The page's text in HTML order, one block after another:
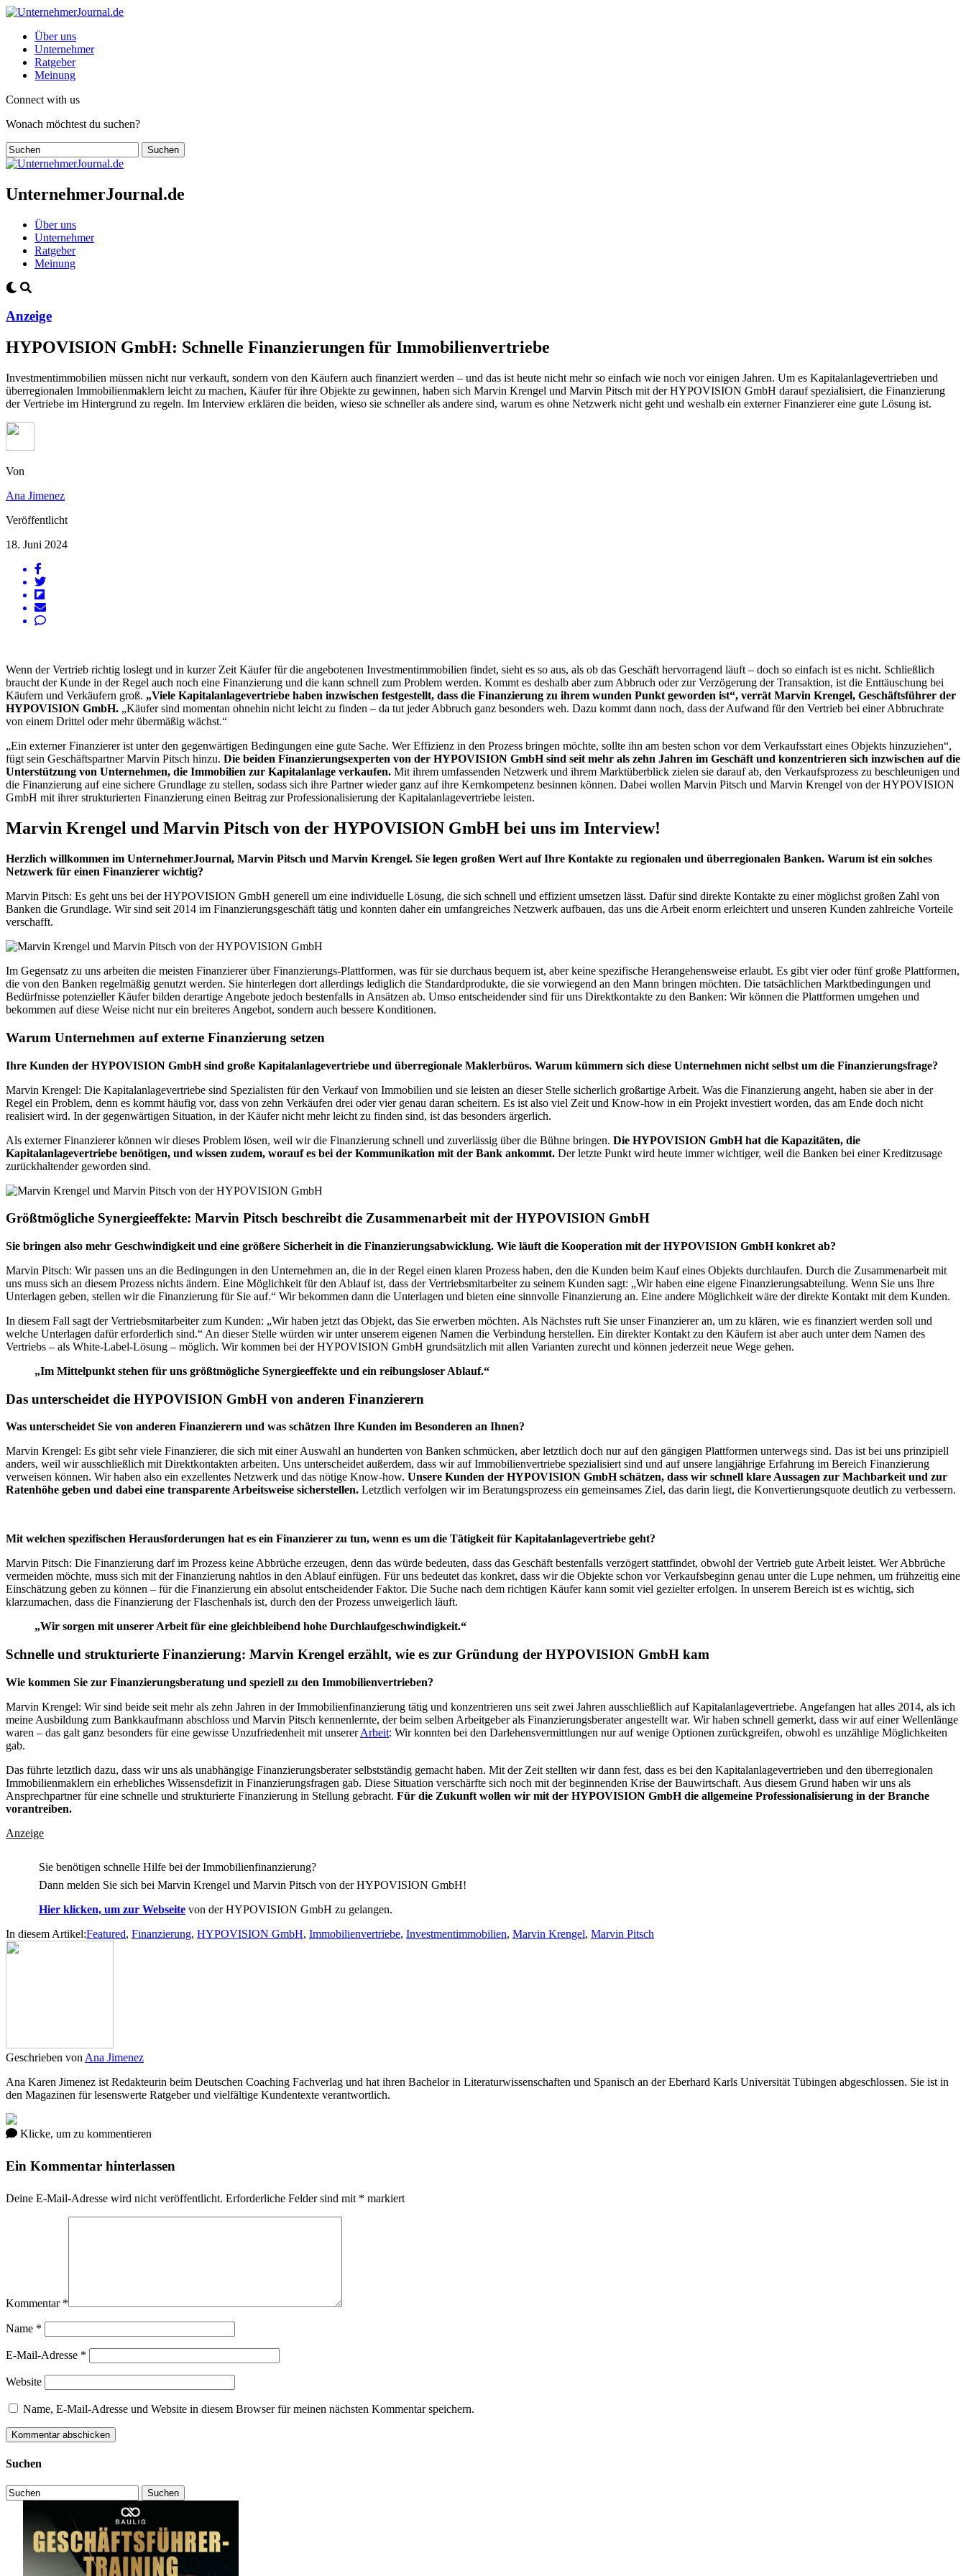
Über uns
Unternehmer
Ratgeber
Meinung
Connect with us
Wonach möchtest du suchen?
UnternehmerJournal.de
Über uns
Unternehmer
Ratgeber
Meinung
Anzeige
HYPOVISION GmbH: Schnelle Finanzierungen für Immobilienvertriebe
Investmentimmobilien müssen nicht nur verkauft, sondern von den Käufern auch finanziert werden – und das ist heute nicht mehr so einfach wie noch vor einigen Jahren. Um es Kapitalanlagevertrieben und
überregionalen Immobilienmaklern leicht zu machen, Käufer für ihre Objekte zu gewinnen, haben sich Marvin Krengel und Marvin Pitsch mit der HYPOVISION GmbH darauf spezialisiert, die Finanzierung
der Vertriebe im Hintergrund zu regeln. Im Interview erklären die beiden, wieso sie schneller als andere sind, warum es ohne Netzwerk nicht geht und weshalb ein externer Finanzierer eine gute Lösung ist.
Von
Ana Jimenez
Veröffentlicht
18. Juni 2024
Wenn der Vertrieb richtig loslegt und in kurzer Zeit Käufer für die angebotenen Investmentimmobilien findet, sieht es so aus, als ob das Geschäft hervorragend läuft – doch so einfach ist es nicht. Schließlich
braucht der Kunde in der Regel auch noch eine Finanzierung und die kann schnell zum Problem werden. Kommt es deshalb aber zum Abbruch oder zur Verzögerung der Transaktion, ist die Enttäuschung bei
Käufern und Verkäufern groß. „Viele Kapitalanlagevertriebe haben inzwischen festgestellt, dass die Finanzierung zu ihrem wunden Punkt geworden ist“, verrät Marvin Krengel, Geschäftsführer der
HYPOVISION GmbH. „Käufer sind momentan ohnehin nicht leicht zu finden – da tut jeder Abbruch ganz besonders weh. Dazu kommt dann noch, dass der Aufwand für den Vertrieb bei einer Abbruchrate
von einem Drittel oder mehr übermäßig wächst.“
„Ein externer Finanzierer ist unter den gegenwärtigen Bedingungen eine gute Sache. Wer Effizienz in den Prozess bringen möchte, sollte ihn am besten schon vor dem Verkaufsstart eines Objekts hinzuziehen“,
fügt sein Geschäftspartner Marvin Pitsch hinzu. Die beiden Finanzierungsexperten von der HYPOVISION GmbH sind seit mehr als zehn Jahren im Geschäft und konzentrieren sich inzwischen auf die
Unterstützung von Unternehmen, die Immobilien zur Kapitalanlage verkaufen. Mit ihrem umfassenden Netzwerk und ihrem Marktüberblick zielen sie darauf ab, den Verkaufsprozess zu beschleunigen und
die Finanzierung auf eine sichere Grundlage zu stellen, sodass sich ihre Partner wieder ganz auf ihre Kernkompetenz besinnen können. Dabei wollen Marvin Pitsch und Marvin Krengel von der HYPOVISION
GmbH mit ihrer strukturierten Finanzierung einen Beitrag zur Professionalisierung der Kapitalanlagevertriebe leisten.
Marvin Krengel und Marvin Pitsch von der HYPOVISION GmbH bei uns im Interview!
Herzlich willkommen im UnternehmerJournal, Marvin Pitsch und Marvin Krengel. Sie legen großen Wert auf Ihre Kontakte zu regionalen und überregionalen Banken. Warum ist ein solches
Netzwerk für einen Finanzierer wichtig?
Marvin Pitsch: Es geht uns bei der HYPOVISION GmbH generell um eine individuelle Lösung, die sich schnell und effizient umsetzen lässt. Dafür sind direkte Kontakte zu einer möglichst großen Zahl von
Banken die Grundlage. Wir sind seit 2014 im Finanzierungsgeschäft tätig und konnten daher ein umfangreiches Netzwerk aufbauen, das uns die Arbeit enorm erleichtert und unseren Kunden zahlreiche Vorteile
verschafft.
Im Gegensatz zu uns arbeiten die meisten Finanzierer über Finanzierungs-Plattformen, was für sie durchaus bequem ist, aber keine spezifische Herangehensweise erlaubt. Es gibt vier oder fünf große Plattformen,
die von den Banken regelmäßig genutzt werden. Sie hinterlegen dort allerdings lediglich die Standardprodukte, die sie vorwiegend an den Mann bringen möchten. Die tatsächlichen Marktbedingungen und
Bedürfnisse potenzieller Käufer bilden derartige Angebote jedoch bestenfalls in Ansätzen ab. Umso entscheidender sind für uns Direktkontakte zu den Banken: Wir können die Plattformen umgehen und
bekommen auf diese Weise nicht nur ein breiteres Angebot, sondern auch bessere Konditionen.
Warum Unternehmen auf externe Finanzierung setzen
Ihre Kunden der HYPOVISION GmbH sind große Kapitalanlagevertriebe und überregionale Maklerbüros. Warum kümmern sich diese Unternehmen nicht selbst um die Finanzierungsfrage?
Marvin Krengel: Die Kapitalanlagevertriebe sind Spezialisten für den Verkauf von Immobilien und sie leisten an dieser Stelle sicherlich großartige Arbeit. Was die Finanzierung angeht, haben sie aber in der
Regel ein Problem, denn es kommt häufig vor, dass von zehn Verkäufen drei oder vier genau daran scheitern. Es ist also viel Zeit und Know-how in ein Projekt investiert worden, das am Ende doch nicht
realisiert wird. In der gegenwärtigen Situation, in der Käufer nicht mehr leicht zu finden sind, ist das besonders ärgerlich.
Als externer Finanzierer können wir dieses Problem lösen, weil wir die Finanzierung schnell und zuverlässig über die Bühne bringen. Die HYPOVISION GmbH hat die Kapazitäten, die
Kapitalanlagevertriebe benötigen, und wissen zudem, worauf es bei der Kommunikation mit der Bank ankommt. Der letzte Punkt wird heute immer wichtiger, weil die Banken bei einer Kreditzusage
zurückhaltender geworden sind.
Größtmögliche Synergieeffekte: Marvin Pitsch beschreibt die Zusammenarbeit mit der HYPOVISION GmbH
Sie bringen also mehr Geschwindigkeit und eine größere Sicherheit in die Finanzierungsabwicklung. Wie läuft die Kooperation mit der HYPOVISION GmbH konkret ab?
Marvin Pitsch: Wir passen uns an die Bedingungen in den Unternehmen an, die in der Regel einen klaren Prozess haben, den die Kunden beim Kauf eines Objekts durchlaufen. Durch die Zusammenarbeit mit
uns muss sich an diesem Prozess nichts ändern. Eine Möglichkeit für den Ablauf ist, dass der Vertriebsmitarbeiter zu seinem Kunden sagt: „Wir haben eine eigene Finanzierungsabteilung. Wenn Sie uns Ihre
Unterlagen geben, stellen wir die Finanzierung für Sie auf.“ Wir bekommen dann die Unterlagen und bieten eine sinnvolle Finanzierung an. Eine andere Möglichkeit wäre der direkte Kontakt mit dem Kunden.
In diesem Fall sagt der Vertriebsmitarbeiter zum Kunden: „Wir haben jetzt das Objekt, das Sie erwerben möchten. Als Nächstes ruft Sie unser Finanzierer an, um zu klären, wie es finanziert werden soll und
welche Unterlagen dafür erforderlich sind.“ An dieser Stelle würden wir unter unserem eigenen Namen die Verbindung herstellen. Ein direkter Kontakt zu den Käufern ist aber auch unter dem Namen des
Vertriebs – als White-Label-Lösung – möglich. Wir kommen bei der HYPOVISION GmbH grundsätzlich mit allen Varianten zurecht und können jederzeit neue Wege gehen.
„Im Mittelpunkt stehen für uns größtmögliche Synergieeffekte und ein reibungsloser Ablauf.“
Das unterscheidet die HYPOVISION GmbH von anderen Finanzierern
Was unterscheidet Sie von anderen Finanzierern und was schätzen Ihre Kunden im Besonderen an Ihnen?
Marvin Krengel: Es gibt sehr viele Finanzierer, die sich mit einer Auswahl an hunderten von Banken schmücken, aber letztlich doch nur auf den gängigen Plattformen unterwegs sind. Das ist bei uns prinzipiell
anders, weil wir ausschließlich mit Direktkontakten arbeiten. Uns unterscheidet außerdem, dass wir auf Immobilienvertriebe spezialisiert sind und auf unsere langjährige Erfahrung im Bereich Finanzierung
verweisen können. Wir haben also ein exzellentes Netzwerk und das nötige Know-how. Unsere Kunden der HYPOVISION GmbH schätzen, dass wir schnell klare Aussagen zur Machbarkeit und zur
Ratenhöhe geben und dabei eine transparente Arbeitsweise sicherstellen. Letztlich verfolgen wir im Beratungsprozess ein gemeinsames Ziel, das darin liegt, die Konvertierungsquote deutlich zu verbessern.
Mit welchen spezifischen Herausforderungen hat es ein Finanzierer zu tun, wenn es um die Tätigkeit für Kapitalanlagevertriebe geht?
Marvin Pitsch: Die Finanzierung darf im Prozess keine Abbrüche erzeugen, denn das würde bedeuten, dass das Geschäft bestenfalls verzögert stattfindet, obwohl der Vertrieb gute Arbeit leistet. Wer Abbrüche
vermeiden möchte, muss sich mit der Finanzierung nahtlos in den Ablauf einfügen. Für uns bedeutet das konkret, dass wir die Objekte schon vor Verkaufsbeginn genau unter die Lupe nehmen, um frühzeitig eine
Einschätzung geben zu können – für die Finanzierung ein absolut entscheidender Faktor. Die Suche nach dem richtigen Käufer kann somit viel gezielter erfolgen. In unserem Bereich ist es wichtig, sich
klarzumachen, dass die Finanzierung der Flaschenhals ist, durch den der Prozess unweigerlich läuft.
„Wir sorgen mit unserer Arbeit für eine gleichbleibend hohe Durchlaufgeschwindigkeit.“
Schnelle und strukturierte Finanzierung: Marvin Krengel erzählt, wie es zur Gründung der HYPOVISION GmbH kam
Wie kommen Sie zur Finanzierungsberatung und speziell zu den Immobilienvertrieben?
Marvin Krengel: Wir sind beide seit mehr als zehn Jahren in der Immobilienfinanzierung tätig und konzentrieren uns seit zwei Jahren ausschließlich auf Kapitalanlagevertriebe. Angefangen hat alles 2014, als ich
meine Ausbildung zum Bankkaufmann abschloss und Marvin Pitsch kennenlernte, der beim selben Arbeitgeber als Finanzierungsberater angestellt war. Wir haben schnell gemerkt, dass wir auf einer Wellenlänge
waren – das galt ganz besonders für eine gewisse Unzufriedenheit mit unsererArbeit: Wir konnten bei den Darlehensvermittlungen nur auf wenige Optionen zurückgreifen, obwohl es unzählige Möglichkeiten
gab.
Das führte letztlich dazu, dass wir uns als unabhängige Finanzierungsberater selbstständig gemacht haben. Mit der Zeit stellten wir dann fest, dass es bei den Kapitalanlagevertrieben und den überregionalen
Immobilienmaklern ein erhebliches Wissensdefizit in Finanzierungsfragen gab. Diese Situation verschärfte sich noch mit der beginnenden Krise der Bauwirtschaft. Aus diesem Grund haben wir uns als
Ansprechpartner für eine schnelle und strukturierte Finanzierung in Stellung gebracht. Für die Zukunft wollen wir mit der HYPOVISION GmbH die allgemeine Professionalisierung in der Branche
vorantreiben.
Anzeige
Sie benötigen schnelle Hilfe bei der Immobilienfinanzierung?
Dann melden Sie sich bei Marvin Krengel und Marvin Pitsch von der HYPOVISION GmbH!
Hier klicken, um zur Webseite von der HYPOVISION GmbH zu gelangen.
In diesem Artikel:Featured, Finanzierung, HYPOVISION GmbH, Immobilienvertriebe, Investmentimmobilien, Marvin Krengel, Marvin Pitsch
Geschrieben von Ana Jimenez
Ana Karen Jimenez ist Redakteurin beim Deutschen Coaching Fachverlag und hat ihren Bachelor in Literaturwissenschaften und Spanisch an der Eberhard Karls Universität Tübingen abgeschlossen. Sie ist in
den Magazinen für lesenswerte Ratgeber und vielfältige Kundentexte verantwortlich.
Klicke, um zu kommentieren
Ein Kommentar hinterlassen
Deine E-Mail-Adresse wird nicht veröffentlicht. Erforderliche Felder sind mit * markiert
Kommentar *
Name *
E-Mail-Adresse *
Website
Name, E-Mail-Adresse und Website in diesem Browser für meinen nächsten Kommentar speichern.
Suchen